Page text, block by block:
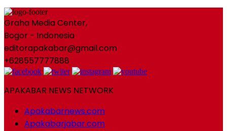
Graha Media Center,
Bogor - Indonesia
editorapakabar@gmail.com
+628557777888
APAKABAR NEWS NETWORK
Apakabarnews.com
Apakabarjabar.com